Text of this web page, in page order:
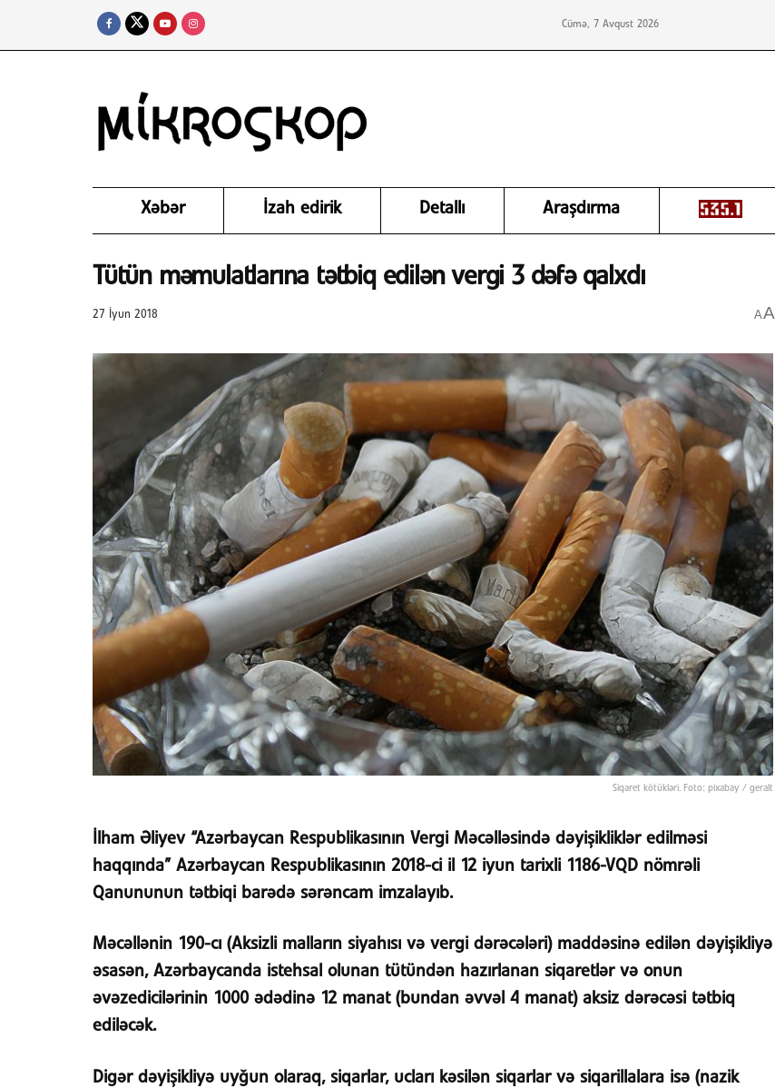
Cümə, 7 Avqust 2026
Xəbər İzah edirik Detallı Araşdırma
Tütün məmulatlarına tətbiq edilən vergi 3 dəfə qalxdı
27 İyun 2018 AA
Siqaret kötükləri. Foto: pixabay / geralt
İlham Əliyev “Azərbaycan Respublikasının Vergi Məcəlləsində dəyişikliklər edilməsi
haqqında” Azərbaycan Respublikasının 2018-ci il 12 iyun tarixli 1186-VQD nömrəli
Qanununun tətbiqi barədə sərəncam imzalayıb.
Məcəllənin 190-cı (Aksizli malların siyahısı və vergi dərəcələri) maddəsinə edilən dəyişikliyə
əsasən, Azərbaycanda istehsal olunan tütündən hazırlanan siqaretlər və onun
əvəzedicilərinin 1000 ədədinə 12 manat (bundan əvvəl 4 manat) aksiz dərəcəsi tətbiq
ediləcək.
Digər dəyişikliyə uyğun olaraq, siqarlar, ucları kəsilən siqarlar və siqarillalara isə (nazik